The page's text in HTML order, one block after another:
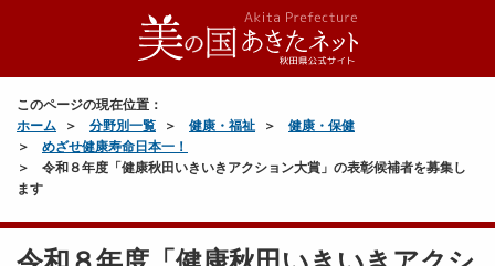
このページの現在位置：
ホーム
分野別一覧 健康・福祉
健康・保健
めざせ健康寿命日本一！
令和８年度「健康秋田いきいきアクション大賞」の表彰候補者を募集し
ます